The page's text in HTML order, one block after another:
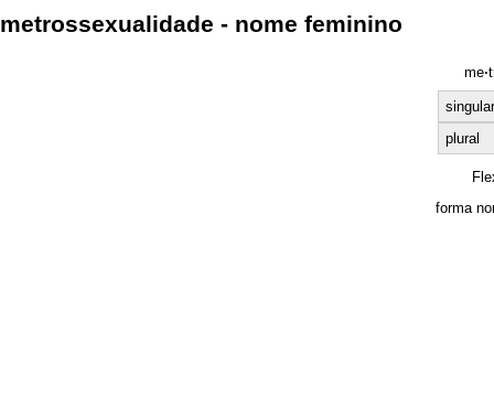
metrossexualidade - nome feminino
me·
singular
plural
forma